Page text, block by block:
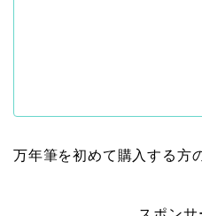
万年筆を初めて購入する方